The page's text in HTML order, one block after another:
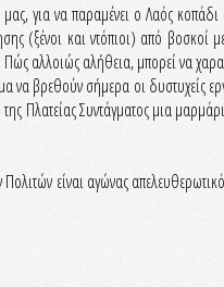
για να παραμένει ο Λαός
(ξένοι και ντόπιοι) από βοσκοί
αλλοιώς αλήθεια, μπορεί να
να βρεθούν σήμερα οι δυστυχείς
Πλατείας Συντάγματος μια
είναι αγώνας